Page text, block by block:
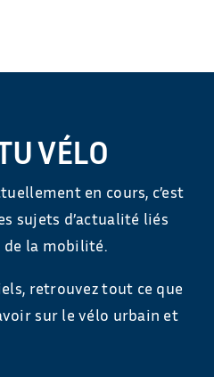
VÉLO
en cours, c’est
sujets d’actualité liés
de la mobilité.
retrouvez tout ce que
sur le vélo urbain et